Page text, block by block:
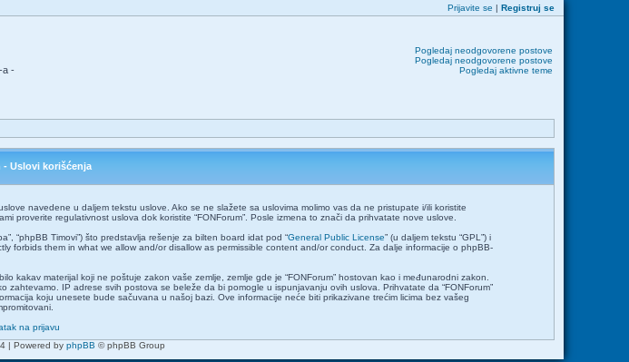
Prijavite se | Registruj se
a -
Pogledaj neodgovorene postove
Pogledaj neodgovorene postove
Pogledaj aktivne teme
- Uslovi korišćenja
navedene u daljem tekstu uslove. Ako se ne slažete sa uslovima molimo vas da ne pristupate i/ili koristite
proverite regulativnost uslova dok koristite “FONForum”. Posle izmena to znači da prihvatate nove uslove.
“phpBB Timovi”) što predstavlja rešenje za bilten board idat pod “General Public License” (u daljem tekstu “GPL”) i
forbids them in what we allow and/or disallow as permissible content and/or conduct. Za dalje informacije o phpBB-
materijal koji ne poštuje zakon vaše zemlje, zemlje gde je “FONForum” hostovan kao i međunarodni zakon.
IP adrese svih postova se beleže da bi pomogle u ispunjavanju ovih uslova. Prihvatate da “FONForum”
koju unesete bude sačuvana u našoj bazi. Ove informacije neće biti prikazivane trećim licima bez vašeg
na prijavu
| Powered by phpBB © phpBB Group